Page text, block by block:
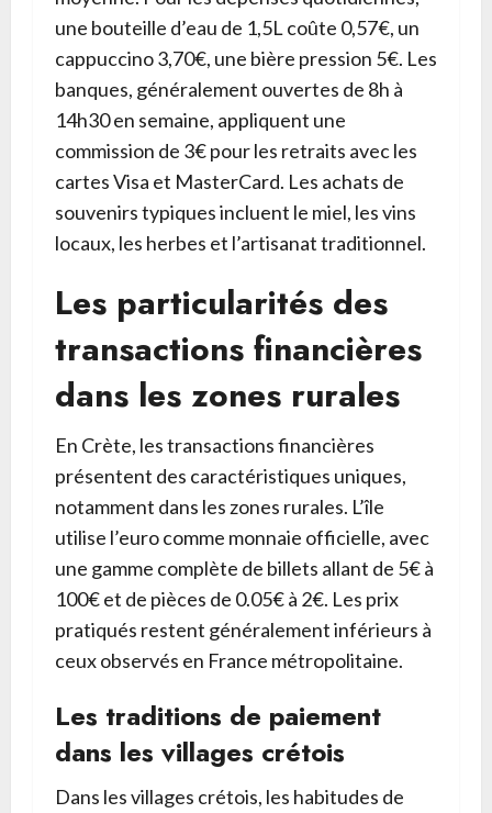
une bouteille d’eau de 1,5L coûte 0,57€, un
cappuccino 3,70€, une bière pression 5€. Les
banques, généralement ouvertes de 8h à
14h30 en semaine, appliquent une
commission de 3€ pour les retraits avec les
cartes Visa et MasterCard. Les achats de
souvenirs typiques incluent le miel, les vins
locaux, les herbes et l’artisanat traditionnel.
Les particularités des
transactions financières
dans les zones rurales
En Crète, les transactions financières
présentent des caractéristiques uniques,
notamment dans les zones rurales. L’île
utilise l’euro comme monnaie officielle, avec
une gamme complète de billets allant de 5€ à
100€ et de pièces de 0.05€ à 2€. Les prix
pratiqués restent généralement inférieurs à
ceux observés en France métropolitaine.
Les traditions de paiement
dans les villages crétois
Dans les villages crétois, les habitudes de